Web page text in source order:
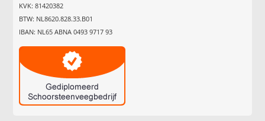
KVK: 81420382
BTW: NL8620.828.33.B01
IBAN: NL65 ABNA 0493 9717 93